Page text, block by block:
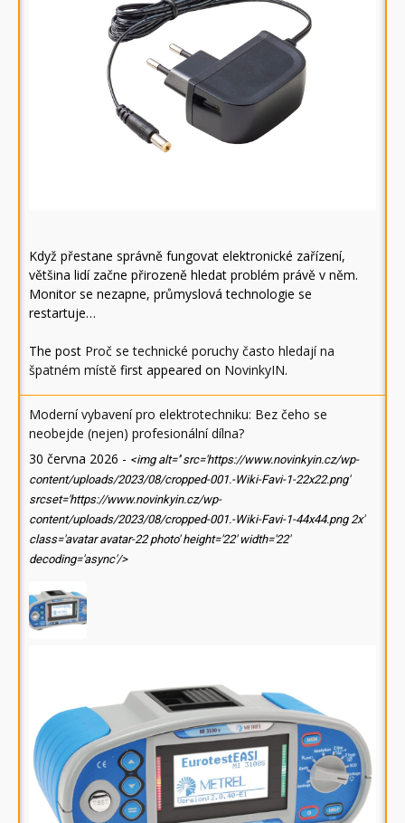
Když přestane správně fungovat elektronické zařízení,
většina lidí začne přirozeně hledat problém právě v něm.
Monitor se nezapne, průmyslová technologie se
restartuje…
The post Proč se technické poruchy často hledají na
špatném místě first appeared on NovinkyIN.
Moderní vybavení pro elektrotechniku: Bez čeho se
neobejde (nejen) profesionální dílna?
30 června 2026 - <img alt='' src='https://www.novinkyin.cz/wp-
content/uploads/2023/08/cropped-001.-Wiki-Favi-1-22x22.png'
srcset='https://www.novinkyin.cz/wp-
content/uploads/2023/08/cropped-001.-Wiki-Favi-1-44x44.png 2x'
class='avatar avatar-22 photo' height='22' width='22'
decoding='async'/>